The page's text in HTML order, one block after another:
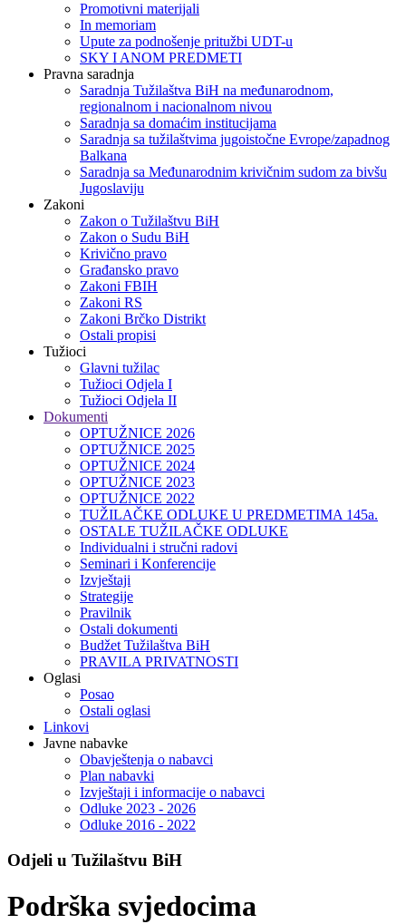
Promotivni materijali
In memoriam
Upute za podnošenje pritužbi UDT-u
SKY I ANOM PREDMETI
Pravna saradnja
Saradnja Tužilaštva BiH na međunarodnom,
regionalnom i nacionalnom nivou
Saradnja sa domaćim institucijama
Saradnja sa tužilaštvima jugoistočne Evrope/zapadnog
Balkana
Saradnja sa Međunarodnim krivičnim sudom za bivšu
Jugoslaviju
Zakoni
Zakon o Тužilaštvu BiH
Zakon o Sudu BiH
Krivično pravo
Građansko pravo
Zakoni FBIH
Zakoni RS
Zakoni Brčko Distrikt
Ostali propisi
Tužioci
Glavni tužilac
Tužioci Odjela I
Tužioci Odjela II
Dokumenti
OPTUŽNICE 2026
OPTUŽNICE 2025
OPTUŽNICE 2024
OPTUŽNICE 2023
OPTUŽNICE 2022
TUŽILAČKE ODLUKE U PREDMETIMA 145a.
OSTALE TUŽILAČKE ODLUKE
Individualni i stručni radovi
Seminari i Konferencije
Izvještaji
Strategije
Pravilnik
Ostali dokumenti
Budžet Tužilaštva BiH
PRAVILA PRIVATNOSTI
Oglasi
Posao
Ostali oglasi
Linkovi
Javne nabavke
Obavještenja o nabavci
Plan nabavki
Izvještaji i informacije o nabavci
Odluke 2023 - 2026
Odluke 2016 - 2022
Odjeli u Tužilaštvu BiH
Podrška svjedocima